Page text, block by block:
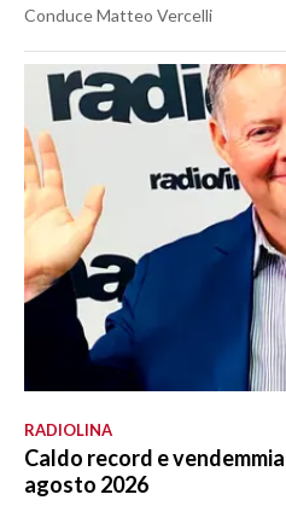
Conduce Matteo Vercelli
RADIOLINA
Caldo record e
agosto 2026